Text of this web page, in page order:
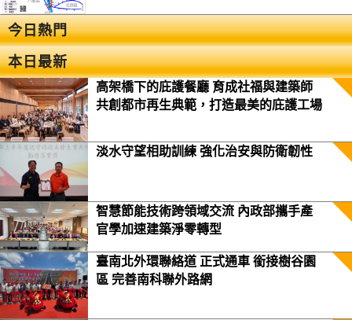
今日熱門
本日最新
高架橋下的庇護餐廳 育成社福與建築師
共創都市再生典範，打造最美的庇護工場
淡水守望相助訓練 強化治安與防衛韌性
智慧節能技術跨領域交流 內政部攜手產
官學加速建築淨零轉型
臺南北外環聯絡道 正式通車 銜接樹谷園
區 完善南科聯外路網